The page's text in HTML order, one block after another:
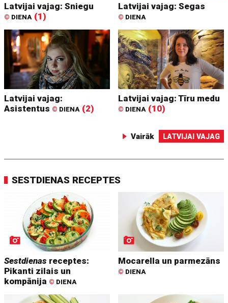
Latvijai vajag: Sniegu
© DIENA (1)
Latvijai vajag: Segas
© DIENA
Latvijai vajag:
Asistentus © DIENA (2)
Latvijai vajag: Tīru medu
© DIENA (10)
Vairāk LATVIJAI VAJAG
SESTDIENAS RECEPTES
Sestdienas receptes:
Pikanti zilais un
kompānija © DIENA
Mocarella un parmezāns
© DIENA